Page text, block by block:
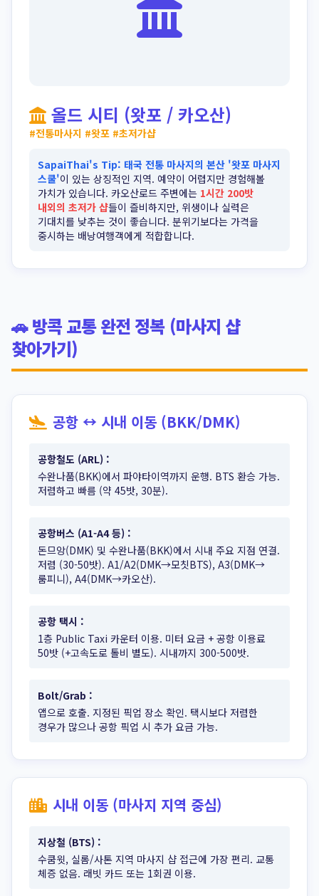
올드 시티 (왓포 / 카오산)
올드 시티 (왓포 / 카오산)
#전통마사지 #왓포 #초저가샵
SapaiThai's Tip: 태국 전통 마사지의 본산 '왓포 마사지
스쿨'이 있는 상징적인 지역. 예약이 어렵지만 경험해볼
가치가 있습니다. 카오산로드 주변에는 1시간 200밧
내외의 초저가 샵들이 즐비하지만, 위생이나 실력은
기대치를 낮추는 것이 좋습니다. 분위기보다는 가격을
중시하는 배낭여행객에게 적합합니다.
🚗 방콕 교통 완전 정복 (마사지 샵
찾아가기)
공항 ↔ 시내 이동 (BKK/DMK)
공항철도 (ARL) :
수완나품(BKK)에서 파야타이역까지 운행. BTS 환승 가능.
저렴하고 빠름 (약 45밧, 30분).
공항버스 (A1-A4 등) :
돈므앙(DMK) 및 수완나품(BKK)에서 시내 주요 지점 연결.
저렴 (30-50밧). A1/A2(DMK→모칫BTS), A3(DMK→
룸피니), A4(DMK→카오산).
공항 택시 :
1층 Public Taxi 카운터 이용. 미터 요금 + 공항 이용료
50밧 (+고속도로 톨비 별도). 시내까지 300-500밧.
Bolt/Grab :
앱으로 호출. 지정된 픽업 장소 확인. 택시보다 저렴한
경우가 많으나 공항 픽업 시 추가 요금 가능.
시내 이동 (마사지 지역 중심)
지상철 (BTS) :
수쿰윗, 실롬/사톤 지역 마사지 샵 접근에 가장 편리. 교통
체증 없음. 래빗 카드 또는 1회권 이용.